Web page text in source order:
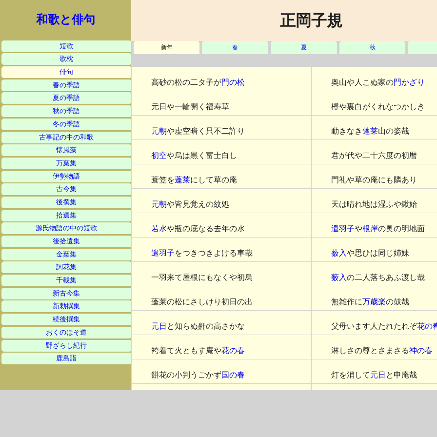
和歌と俳句
短歌
歌枕
俳句
春の季語
夏の季語
秋の季語
冬の季語
古事記の中の和歌
懐風藻
万葉集
伊勢物語
古今集
後撰集
拾遺集
源氏物語の中の短歌
後拾遺集
金葉集
詞花集
千載集
新古今集
新勅撰集
続後撰集
おくのほそ道
野ざらし紀行
鹿島詣
正岡子規
新年 春 夏 秋
高砂の松の二タ子が門の松
元日や一輪開く福寿草
元朝や虚空暗く只不二許り
初空や烏は黒く富士白し
蓑笠を蓬莱にして草の庵
元朝や皆見覚えの紋処
若水や瓶の底なる去年の水
遣羽子をつきつきよける車哉
一羽来て屋根にもなくや初烏
蓬莱の松にさしけり初日の出
元日 と知らぬ鼾の高さかな
袴着て火ともす庵や花の春
餅花の小判うごかず国の春
奥山や人こぬ家の門かざり
橙や裏白がくれなつかしき
動きなき蓬莱山の姿哉
君が代や二十六度の初暦
門礼や草の庵にも隣あり
天は晴れ地は湿ふや鍬始
遣羽子や根岸の奥の明地面
薮入や思ひは同じ姉妹
薮入の二人落ちあふ渡し哉
無雑作に万歳楽の鼓哉
父母います人たれたれぞ花の
淋しさの尊とさまさる神の春
灯を消して元日 と申庵哉